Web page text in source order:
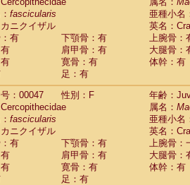
fascicularis
亜種小名
ニクイザル
英名：
有
下顎骨：有
上腕骨：
肩甲骨：有
大腿骨：
寛骨：有
体幹：有
足：有
：00047
性別：F
年齢：
属名：
fascicularis
亜種小名
ニクイザル
英名：
有
下顎骨：有
上腕骨：
肩甲骨：有
大腿骨：
寛骨：有
体幹：有
足：有